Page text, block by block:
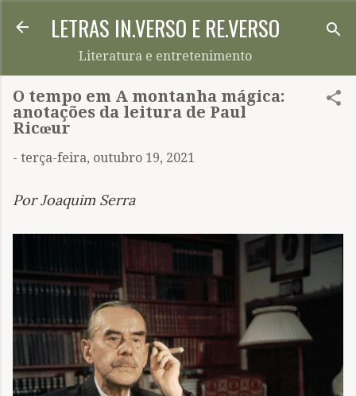
Pular para o conteúdo principal
LETRAS IN.VERSO E RE.VERSO
Literatura e entretenimento
O tempo em A montanha mágica:
anotações da leitura de Paul
Ricœur
- terça-feira, outubro 19, 2021
Por Joaquim Serra